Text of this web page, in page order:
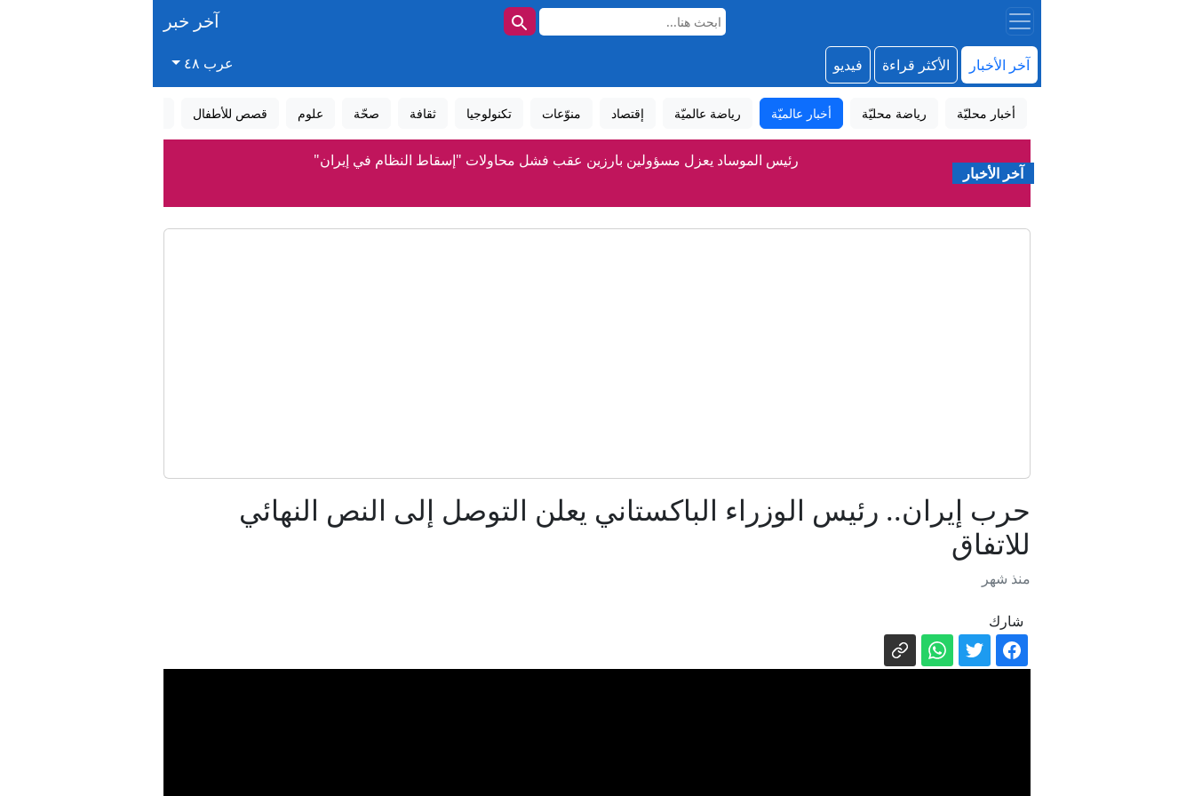
آخر خبر
آخر الأخبار الأكثر قراءة فيديو عرب ٤٨
أخبار محليّة رياضة محليّة أخبار عالميّة رياضة عالميّة إقتصاد منوّعات تكنولوجيا ثقافة صحّة علوم قصص للأطفال
آخر الأخبار
رئيس الموساد يعزل مسؤولين بارزين عقب فشل محاولات "إسقاط النظام في إيران"
تشخيص حالتين من إصابة قرنية العين يُعتقد أنهما ناجمتان عن طفيلي موجود في مياه بحيرة طبريا
استقالة سيغلوفيتش من «يش عتيد».. هل تمهد لانضمامه إلى «الموحدة»؟
حرب إيران.. رئيس الوزراء الباكستاني يعلن التوصل إلى النص النهائي
للاتفاق
منذ شهر
شارك